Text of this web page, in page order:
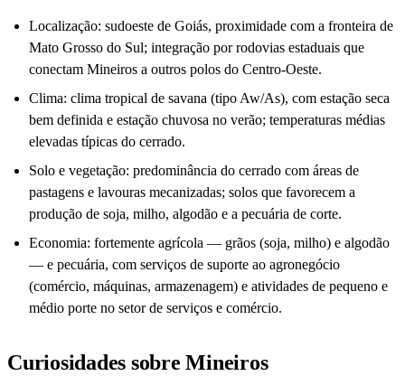
Localização: sudoeste de Goiás, proximidade com a fronteira de
Mato Grosso do Sul; integração por rodovias estaduais que
conectam Mineiros a outros polos do Centro-Oeste.
Clima: clima tropical de savana (tipo Aw/As), com estação seca
bem definida e estação chuvosa no verão; temperaturas médias
elevadas típicas do cerrado.
Solo e vegetação: predominância do cerrado com áreas de
pastagens e lavouras mecanizadas; solos que favorecem a
produção de soja, milho, algodão e a pecuária de corte.
Economia: fortemente agrícola — grãos (soja, milho) e algodão
— e pecuária, com serviços de suporte ao agronegócio
(comércio, máquinas, armazenagem) e atividades de pequeno e
médio porte no setor de serviços e comércio.
Curiosidades sobre Mineiros